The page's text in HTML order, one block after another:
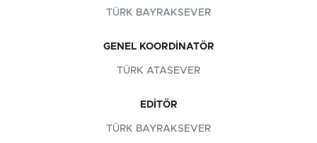
TÜRK BAYRAKSEVER
GENEL KOORDINATÖR
TÜRK ATASEVER
EDITÖR
TÜRK BAYRAKSEVER